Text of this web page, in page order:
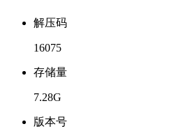
解压码
16075
存储量
7.28G
版本号